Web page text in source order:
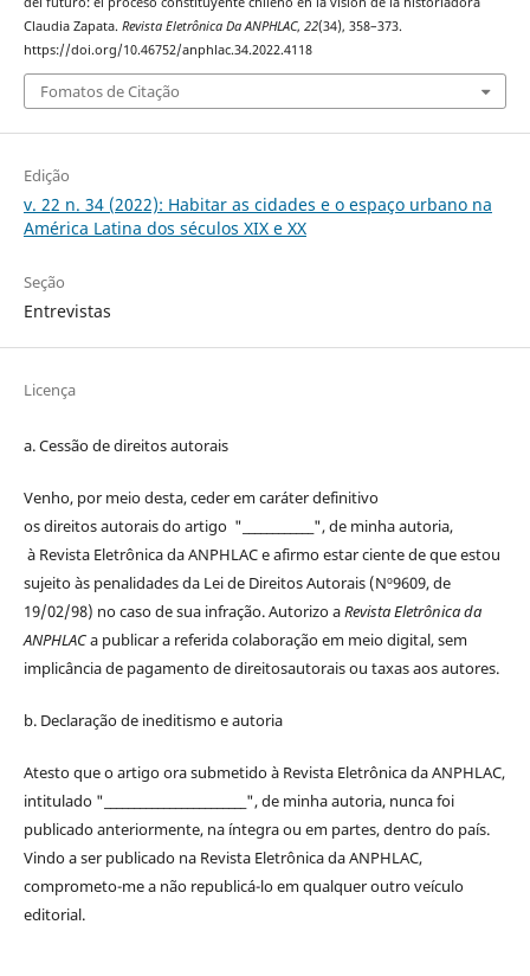
Claudia Zapata. Revista Eletrônica Da ANPHLAC, 22(34), 358–373.
https://doi.org/10.46752/anphlac.34.2022.4118
Fomatos de Citação
Edição
v. 22 n. 34 (2022): Habitar as cidades e o espaço urbano na
América Latina dos séculos XIX e XX
Seção
Entrevistas
Licença
a. Cessão dedireitosautorais
Venho, por meio desta, ceder em caráter definitivo
osdireitosautoraisdo artigo "____________", de minha autoria,
à Revista Eletrônica da ANPHLACe afirmo estar ciente de que estou
sujeito às penalidades da Lei de DireitosAutorais(Nº9609, de
19/02/98) no caso de sua infração. Autorizo aRevista Eletrônica da
ANPHLACa publicar a referida colaboração em meio digital, sem
implicância de pagamento dedireitosautoraisou taxas aos autores.
b. Declaração de ineditismo e autoria
Atesto que o artigo ora submetido à Revista Eletrônica da ANPHLAC,
intitulado "________________________", de minha autoria, nunca foi
publicado anteriormente, na íntegra ou em partes, dentrodo país.
Vindo a ser publicado na Revista Eletrônica da ANPHLAC,
comprometo-me a não republicá-lo em qualquer outro veículo
editorial.